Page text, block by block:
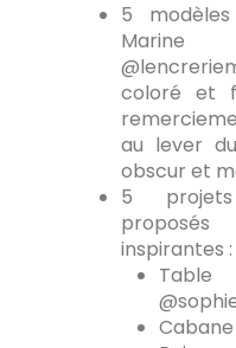
5
coloré et
au lever
obscur et
5
inspirantes :